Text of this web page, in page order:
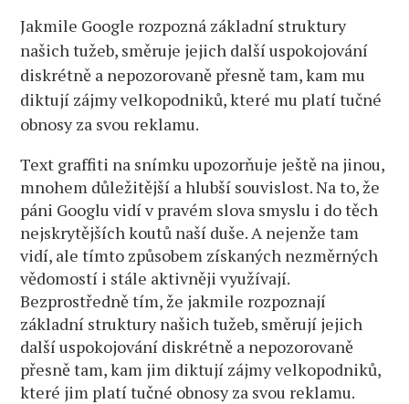
Jakmile Google rozpozná základní struktury
našich tužeb, směruje jejich další uspokojování
diskrétně a nepozorovaně přesně tam, kam mu
diktují zájmy velkopodniků, které mu platí tučné
obnosy za svou reklamu.
Text graffiti na snímku upozorňuje ještě na jinou,
mnohem důležitější a hlubší souvislost. Na to, že
páni Googlu vidí v pravém slova smyslu i do těch
nejskrytějších koutů naší duše. A nejenže tam
vidí, ale tímto způsobem získaných nezměrných
vědomostí i stále aktivněji využívají.
Bezprostředně tím, že jakmile rozpoznají
základní struktury našich tužeb, směrují jejich
další uspokojování diskrétně a nepozorovaně
přesně tam, kam jim diktují zájmy velkopodniků,
které jim platí tučné obnosy za svou reklamu.